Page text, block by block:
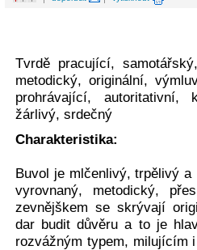
Tvrdě pracující,
metodický, originální,
prohrávající, autoritativní,
žárlivý, srdečný
Charakteristika:
Buvol je mlčenlivý, trpělivý
vyrovnaný, metodický,
zevnějškem se skrývají
dar budit důvěru a to je
rozvážným typem, milujícím